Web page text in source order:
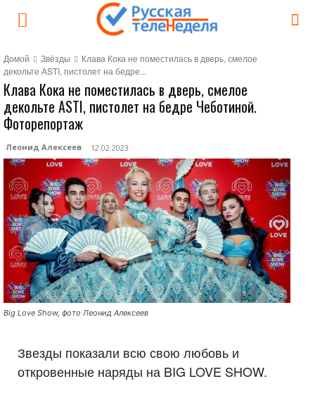
Домой Звёзды
Клава Кока не поместилась в дверь, смелое
декольте ASTI, пистолет на бедре...
Клава Кока не поместилась в дверь, смелое
декольте ASTI, пистолет на бедре Чеботиной.
Фоторепортаж
Леонид Алексеев 12.02.2023
Big Love Show, фото Леонид Алексеев
Звезды показали всю свою любовь и
откровенные наряды на BIG LOVE SHOW.